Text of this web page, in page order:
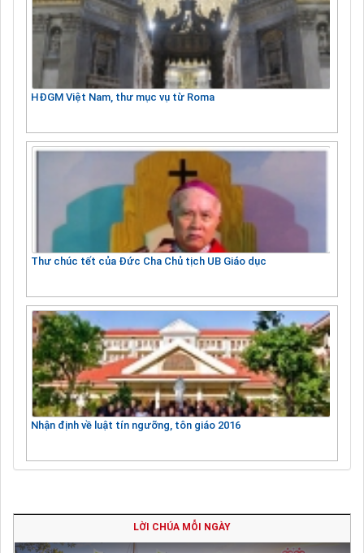
HĐGM Việt Nam, thư mục vụ từ Roma
Thư chúc tết của Đức Cha Chủ tịch UB Giáo dục
Nhận định về luật tín ngưỡng, tôn giáo 2016
LỜI CHÚA MỖI NGÀY